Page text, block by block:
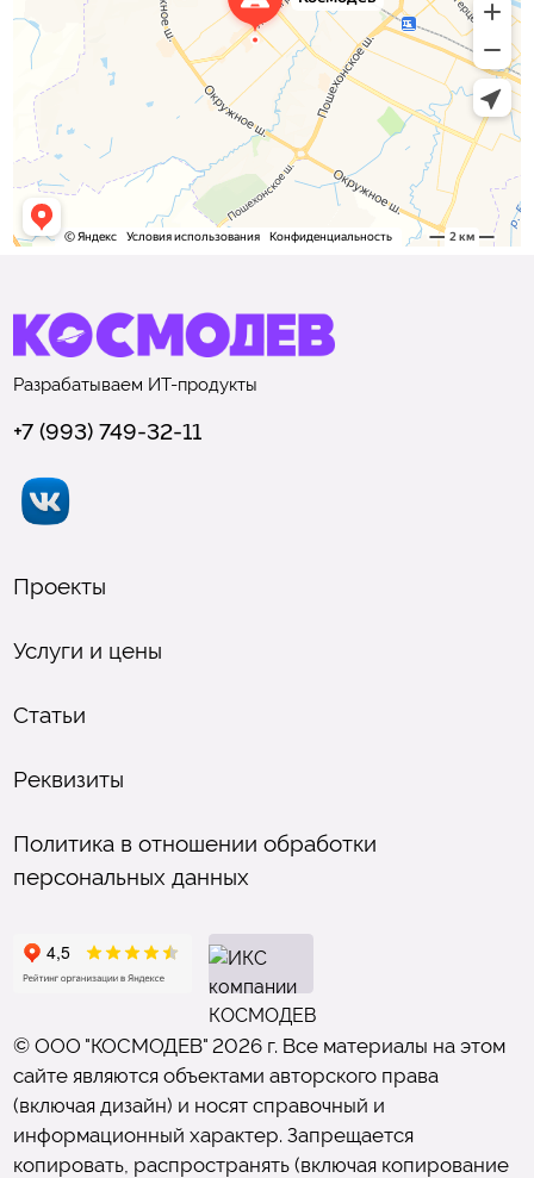
Разрабатываем ИТ-продукты
+7 (993) 749-32-11
Проекты
Услуги и цены
Статьи
Реквизиты
Политика в отношении обработки
персональных данных
© ООО "КОСМОДЕВ" 2026 г. Все материалы на этом
сайте являются объектами авторского права
(включая дизайн) и носят справочный и
информационный характер. Запрещается
копировать, распространять (включая копирование